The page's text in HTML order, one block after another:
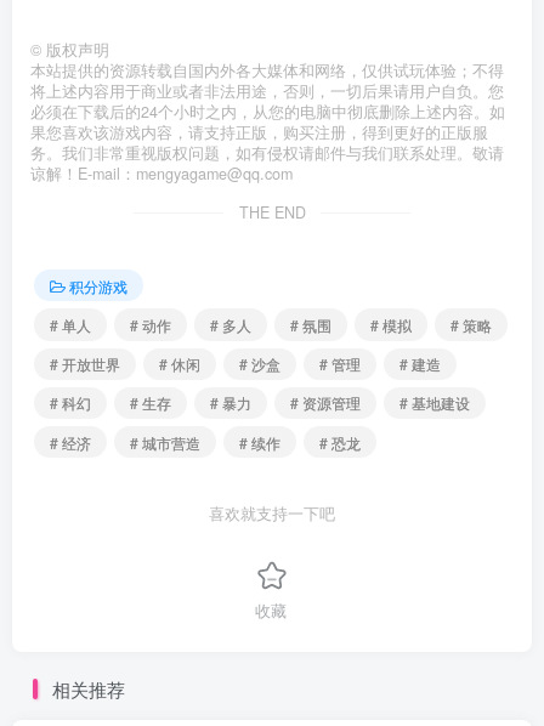
© 版权声明
本站提供的资源转载自国内外各大媒体和网络，仅供试玩体验；不得
将上述内容用于商业或者非法用途，否则，一切后果请用户自负。您
必须在下载后的24个小时之内，从您的电脑中彻底删除上述内容。如
果您喜欢该游戏内容，请支持正版，购买注册，得到更好的正版服
务。我们非常重视版权问题，如有侵权请邮件与我们联系处理。敬请
谅解！E-mail：mengyagame@qq.com
THE END
积分游戏
# 单人
# 动作 # 多人 # 氛围 # 模拟
# 策略
# 开放世界
# 休闲 # 沙盒 # 管理
# 建造
# 科幻
# 生存 # 暴力 # 资源管理
# 基地建设
# 经济
# 城市营造 # 续作 # 恐龙
喜欢就支持一下吧
收藏
相关推荐